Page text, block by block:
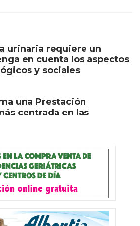
urinaria requiere un
en cuenta los aspectos
y sociales
una Prestación
centrada en las